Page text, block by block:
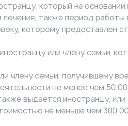
который на
лечения, также период
которому предоставлен
или члену семьи,
члену семьи, получившему
не менее чем 50
выдается иностранцу,
не меньше чем 300